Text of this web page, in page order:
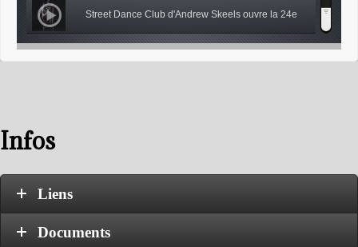
Street Dance Club d'Andrew Skeels ouvre la 24e
édition du festival Suresnes cités danse
Infos
Liens
Documents